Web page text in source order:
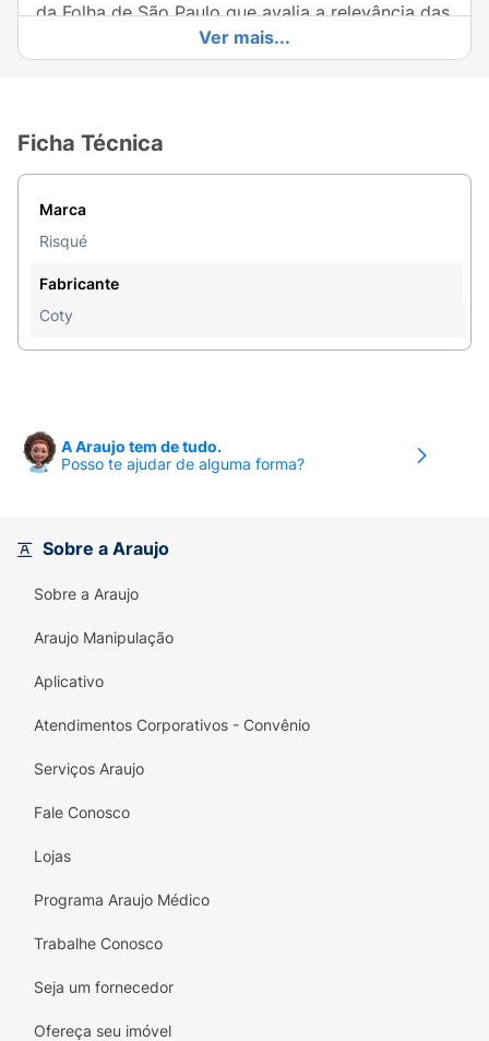
da Folha de São Paulo que avalia a relevância das
marcas para os consumidores. Conheça a linha
completa! Risqué é contra testes em animais!
International, padrão ouro globalmente
reconhecido para produtos livre de
Risqué pelo 10º ano consecutivo é a marca mais
segundo a Top Of Mind 2024, premiação da Folha
de São Paulo que avalia a relevância das marcas
para as consumidoras.
Agite antes de usar.
Benefícios
Longa duração
Secagem rápida
Precauções
Suspender o uso em caso de irritação. Manter o
produto bem fechado. Inflamável. Este produto
surgimento de alergia.
Ver mais...
Ficha Técnica
Marca
Risqué
Fabricante
Coty
A Araujo tem de tudo.
Posso te ajudar de alguma forma?
Sobre a Araujo
Sobre a Araujo
Araujo Manipulação
Aplicativo
Atendimentos Corporativos - Convênio
Serviços Araujo
Fale Conosco
Lojas
Programa Araujo Médico
Trabalhe Conosco
Seja um fornecedor
Ofereça seu imóvel